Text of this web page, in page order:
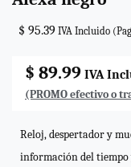
$ 95.39 IVA Incluido
$ 89.99 IVA
(PROMO efectivo o
Reloj, despertador y
información del tiempo